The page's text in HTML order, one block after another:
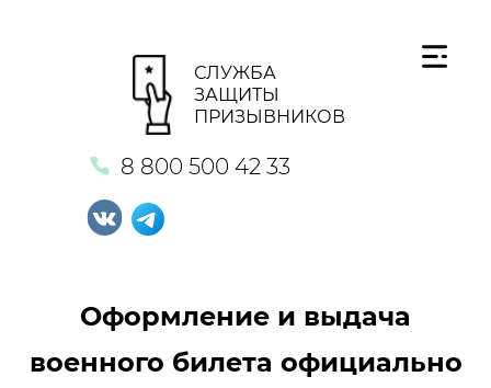
СЛУЖБА
ЗАЩИТЫ
ПРИЗЫВНИКОВ
8 800 500 42 33
Оформление и выдача
военного билета официально